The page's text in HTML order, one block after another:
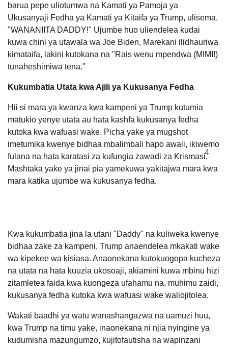
barua pepe uliotumwa na Kamati ya Pamoja ya
Ukusanyaji Fedha ya Kamati ya Kitaifa ya Trump, ulisema,
"WANANIITA DADDY!" Ujumbe huo uliendelea kudai
kuwa chini ya utawala wa Joe Biden, Marekani ilidhauriwa
kimataifa, lakini kutokana na "Rais wenu mpendwa (MIMI!)
tunaheshimiwa tena."
Kukumbatia Utata kwa Ajili ya Kukusanya Fedha
Hii si mara ya kwanza kwa kampeni ya Trump kutumia
matukio yenye utata au hata kashfa kukusanya fedha
kutoka kwa wafuasi wake. Picha yake ya mugshot
imetumika kwenye bidhaa mbalimbali hapo awali, ikiwemo
fulana na hata karatasi za kufungia zawadi za Krismasi.4
Mashtaka yake ya jinai pia yamekuwa yakitajwa mara kwa
mara katika ujumbe wa kukusanya fedha.
Kwa kukumbatia jina la utani "Daddy" na kuliweka kwenye
bidhaa zake za kampeni, Trump anaendelea mkakati wake
wa kipekee wa kisiasa. Anaonekana kutokuogopa kucheza
na utata na hata kuuzia ukosoaji, akiamini kuwa mbinu hizi
zitamletea faida kwa kuongeza ufahamu na, muhimu zaidi,
kukusanya fedha kutoka kwa wafuasi wake waliojitolea.
Wakati baadhi ya watu wanashangazwa na uamuzi huu,
kwa Trump na timu yake, inaonekana ni njia nyingine ya
kudumisha mazungumzo, kujitofautisha na wapinzani